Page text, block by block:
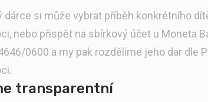
dárce si může vybrat příběh konkrétního
nebo přispět na sbírkový účet u Moneta
0600 a my pak rozdělíme jeho dar dle
transparentní